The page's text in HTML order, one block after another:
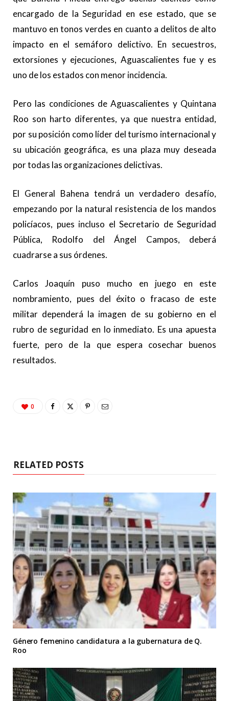
encargado de la Seguridad en ese estado, que se
mantuvo en tonos verdes en cuanto a delitos de alto
impacto en el semáforo delictivo. En secuestros,
extorsiones y ejecuciones, Aguascalientes fue y es
uno de los estados con menor incidencia.
Pero las condiciones de Aguascalientes y Quintana
Roo son harto diferentes, ya que nuestra entidad,
por su posición como líder del turismo internacional y
su ubicación geográfica, es una plaza muy deseada
por todas las organizaciones delictivas.
El General Bahena tendrá un verdadero desafío,
empezando por la natural resistencia de los mandos
policíacos, pues incluso el Secretario de Seguridad
Pública, Rodolfo del Ángel Campos, deberá
cuadrarse a sus órdenes.
Carlos Joaquín puso mucho en juego en este
nombramiento, pues del éxito o fracaso de este
militar dependerá la imagen de su gobierno en el
rubro de seguridad en lo inmediato. Es una apuesta
fuerte, pero de la que espera cosechar buenos
resultados.
0
RELATED POSTS
Género femenino candidatura a la gubernatura de Q.
Roo